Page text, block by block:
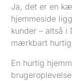
Ja, det er en
hjemmeside
kunder – altså i
mærkbart
En hurtig